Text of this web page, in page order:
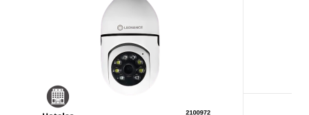
Mostrando el único resultado